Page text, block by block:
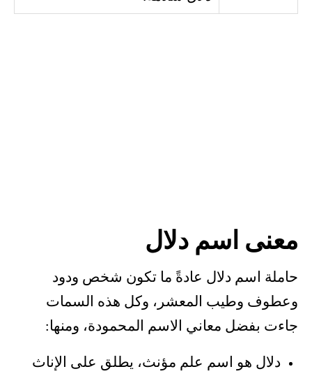
معنى اسم دلال
حاملة اسم دلال عادةً ما تكون شخص ودود
وعطوف وطيب المعشر، وكل هذه السمات
جاءت بفضل معاني الاسم المحمودة، ومنها:
دلال هو اسم علم مؤنث، يطلق على الإناث